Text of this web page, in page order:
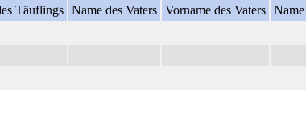
Täuflings Name des Vaters Vorname des Vaters